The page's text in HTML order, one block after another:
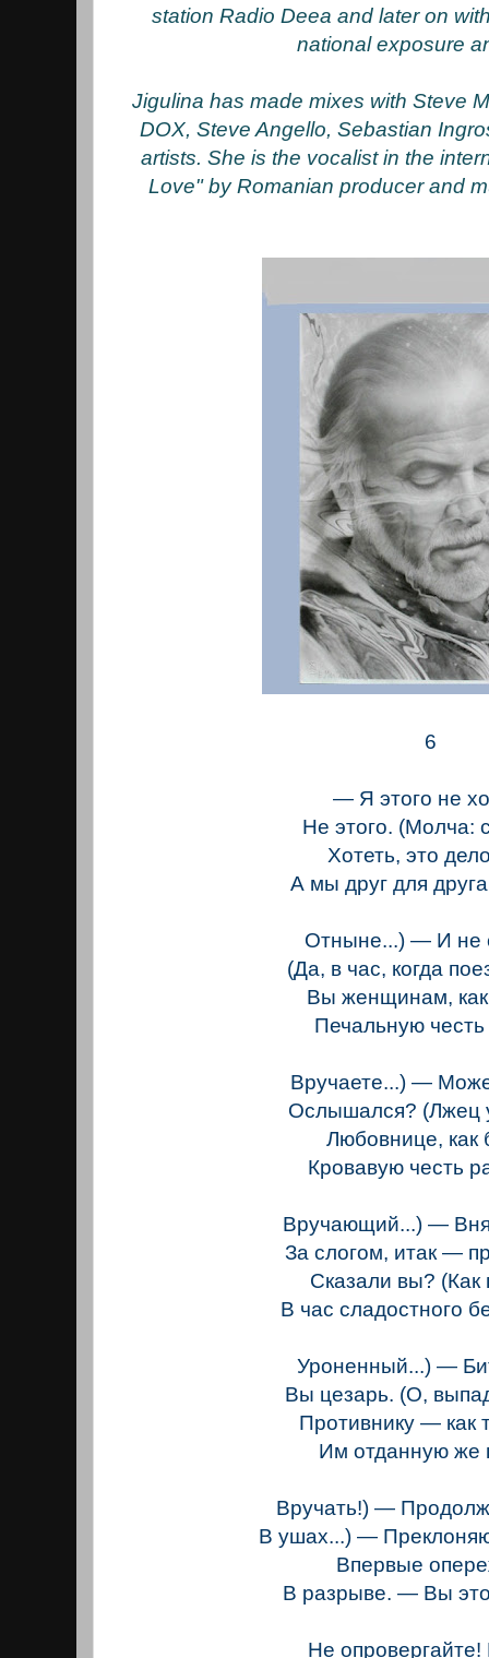
station Radio Deea and later on
national exposure
Jigulina has made mixes with Steve
DOX, Steve Angello, Sebastian
artists. She is the vocalist in the
Love" by Romanian producer and
6
— Я этого не
Не этого. (Молча:
Хотеть, это
А мы друг для
Отныне...) — И не
(Да, в час, когда
Вы женщинам, как
Печальную
Вручаете...) —
Ослышался? (Лжец
Любовнице, как
Кровавую честь
Вручающий...) —
За слогом, итак —
Сказали вы? (Как
В час сладостного
Уроненный...) —
Вы цезарь. (О,
Противнику — как
Им отданную же
Вручать!) —
В ушах...) —
Впервые
В разрыве. — Вы
Не